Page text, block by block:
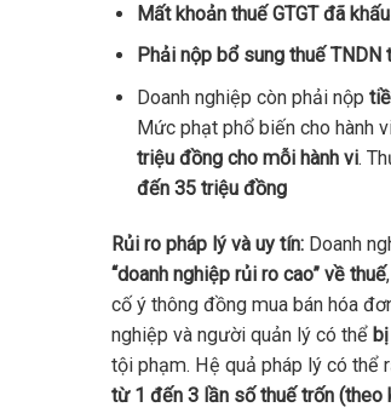
Mất khoản thuế GTGT đã
Phải nộp bổ sung thuế
Doanh nghiệp còn phải nộp
Mức phạt phổ biến cho hành
triệu đồng cho mỗi hành vi.
đến 35 triệu đồng
Rủi ro pháp lý và uy tín: Doanh
“doanh nghiệp rủi ro cao” về thuế
cố ý thông đồng mua bán hóa
nghiệp và người quản lý có thể
tội phạm. Hệ quả pháp lý có thể
từ 1 đến 3 lần số thuế trốn